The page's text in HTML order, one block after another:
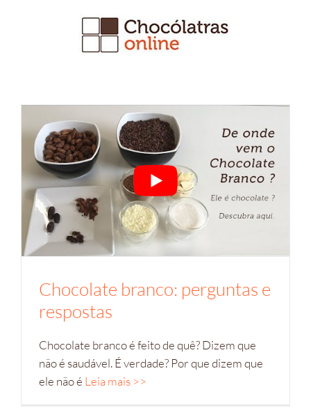
Chocolate branco: perguntas e
respostas
Chocolate branco é feito de quê? Dizem que
não é saudável. É verdade? Por que dizem que
ele não é Leia mais >>